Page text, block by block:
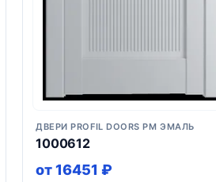
ДВЕРИ PROFIL DOORS PM ЭМАЛЬ
1000612
от 16451 ₽